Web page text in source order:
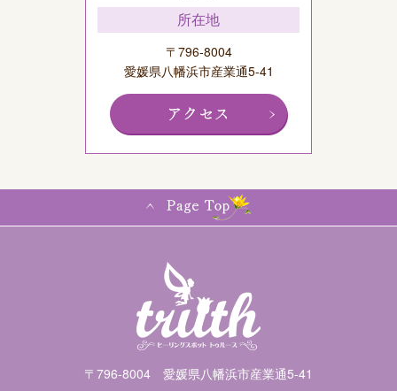
所在地
〒796-8004
愛媛県八幡浜市産業通5-41
〒796-8004 愛媛県八幡浜市産業通5-41